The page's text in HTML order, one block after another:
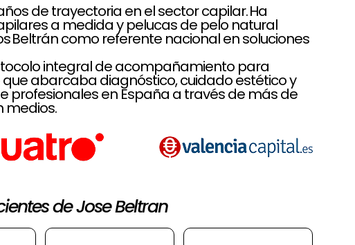
de trayectoria en el sector capilar. Ha
a medida y pelucas de pelo natural
Beltrán como referente nacional en soluciones
integral de acompañamiento para
abarcaba diagnóstico, cuidado estético y
en España a través de más de
medios.
de Jose Beltran